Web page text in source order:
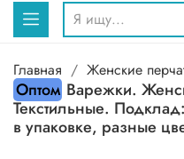
Главная Женские
Оптом Варежки.
Текстильные.
в упаковке, разные